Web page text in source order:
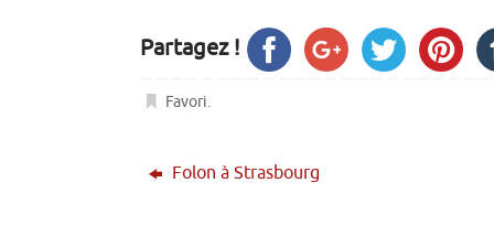
Partagez !
Favori.
Folon à Strasbourg